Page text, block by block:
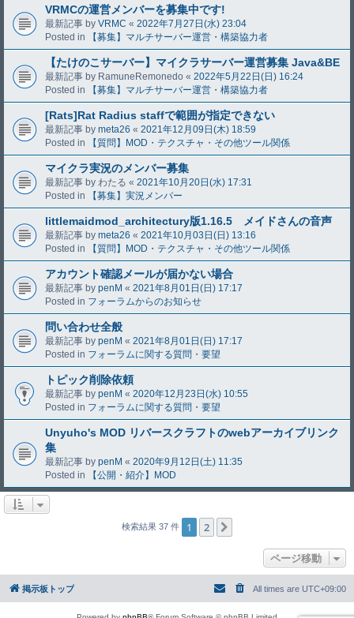
VRMCの運営メンバーを募集中です!
最新記事 by VRMC « 2022年7月27日(水) 23:04
Posted in
【募集】マルチサーバー運営・構築協力者
【たけのこサーバー】マイクラサーバー運営募集 Java&BE
最新記事 by RamuneRemonedo « 2022年5月22日(日) 16:24
Posted in
【募集】マルチサーバー運営・構築協力者
[Rats]Rat Radius staffで範囲が指定できない
最新記事 by meta26 « 2021年12月09日(木) 18:59
Posted in
【質問】MOD・テクスチャ・その他ツール関係
マイクラ実況のメンバー募集
最新記事 by わたる « 2021年10月20日(水) 17:31
Posted in
【募集】実況メンバー
littlemaidmod_architectury版1.16.5 メイドさんの音声
最新記事 by meta26 « 2021年10月03日(日) 13:16
Posted in
【質問】MOD・テクスチャ・その他ツール関係
アカウント確認メールが届かない場合
最新記事 by penM « 2021年8月01日(日) 17:17
Posted in フォーラムからのお知らせ
問い合わせ全般
最新記事 by penM « 2021年8月01日(日) 17:17
Posted in フォーラムに関する質問・要望
トピック削除依頼
最新記事 by penM « 2020年12月23日(水) 10:55
Posted in フォーラムに関する質問・要望
Unyuho's MOD リバースクラフトのwebアーカイブリンク
集
最新記事 by penM « 2020年9月12日(土) 11:35
Posted in
【公開・紹介】MOD
検索結果 37 件 1 2
ページ移動
掲示板トップ All times are UTC+09:00